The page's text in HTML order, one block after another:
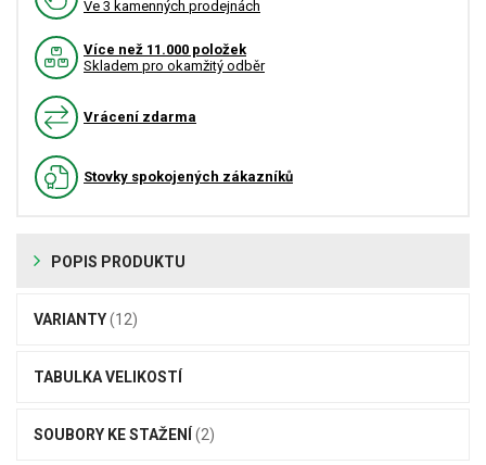
Ve 3 kamenných prodejnách
Více než 11.000 položek
Skladem pro okamžitý odběr
Vrácení zdarma
Stovky spokojených zákazníků
POPIS PRODUKTU
VARIANTY(12)
TABULKA VELIKOSTÍ
SOUBORY KE STAŽENÍ (2)